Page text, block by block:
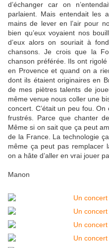
d’échanger car on
parlaient. Mais entendait les
mains de lever en l’air pour
bien qu’eux voyaient nos
d’eux alors on souriait à
chansons. Je crois que la
chanson préférée. Ils ont
en Provence et quand on a
dont ils étaient originaires en
de mes piètres talents de
même venue nous coller une
concert. C’était un peu fou.
frustrés. Parce que chanter
Même si on sait que ça peut
de la France. La technologie
même ça peut pas remplacer
on a hâte d’aller en vrai jouer
Manon